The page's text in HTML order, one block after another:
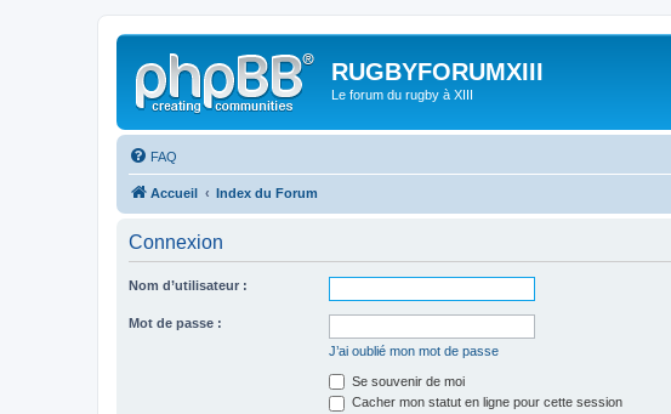
RUGBYFORUMXIII
Le forum du rugby à XIII
FAQ
Accueil Index du Forum
Connexion
Nom d’utilisateur :
Mot de passe :
J’ai oublié mon mot de passe
Se souvenir de moi
Cacher mon statut en ligne pour cette session